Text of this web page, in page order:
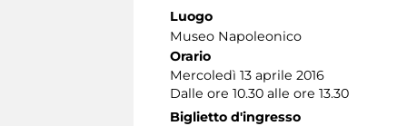
Luogo
Museo Napoleonico
Orario
Mercoledì 13 aprile 2016
Dalle ore 10.30 alle ore 13.30
Biglietto d'ingresso